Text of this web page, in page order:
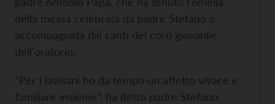
della messa celebrata da padre Stefano e
accompagnata dai canti del coro giovanile
dell'oratorio.
“Per i lavisani ho da tempo un affetto vivace e
familiare insieme”, ha detto padre Stefano.